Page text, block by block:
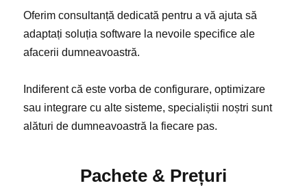
Oferim consultanță dedicată pentru a vă ajuta să
adaptați soluția software la nevoile specifice ale
afacerii dumneavoastră.
Indiferent că este vorba de configurare, optimizare
sau integrare cu alte sisteme, specialiștii noștri sunt
alături de dumneavoastră la fiecare pas.
Pachete & Prețuri